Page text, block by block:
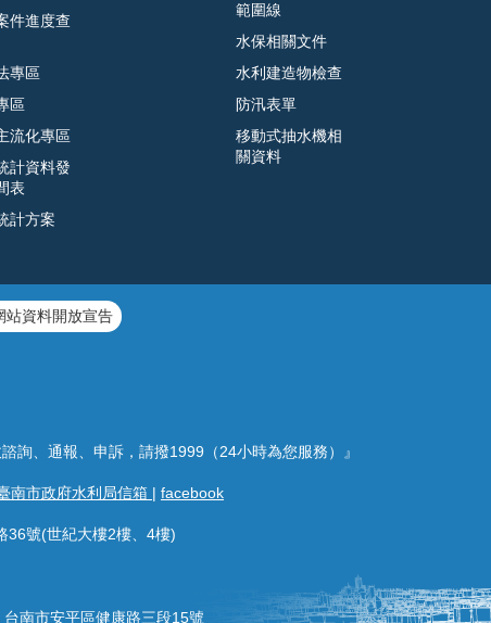
件進度查
專區
區
流化專區
計資料發
表
計方案
範圍線
水保相關文件
水利建造物檢查
防汛表單
移動式抽水機相
關資料
站資料開放宣告
詢、通報、申訴，請撥1999（24小時為您服務）』
南市政府水利局信箱 | facebook
36號(世紀大樓2樓、4樓)
台南市安平區健康路三段15號